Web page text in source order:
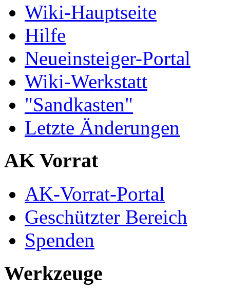
Wiki-Hauptseite
Hilfe
Neueinsteiger-Portal
Wiki-Werkstatt
"Sandkasten"
Letzte Änderungen
AK Vorrat
AK-Vorrat-Portal
Geschützter Bereich
Spenden
Werkzeuge